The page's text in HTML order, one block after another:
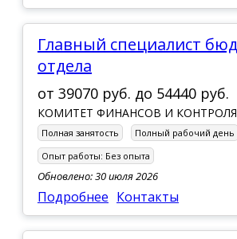
главный специалист бюджетного
отдела
от 39070 руб. до 54440 руб.
КОМИТЕТ ФИНАНСОВ И КОНТРОЛЯ
Полная занятость
Полный рабочий день
Опыт работы: Без опыта
Обновлено: 30 июля 2026
Подробнее Контакты